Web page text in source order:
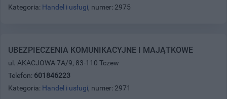
Kategoria: Handel i usługi, numer: 2975
UBEZPIECZENIA KOMUNIKACYJNE I MAJĄTKOWE
ul. AKACJOWA 7A/9, 83-110 Tczew
Telefon: 601846223
Kategoria: Handel i usługi, numer: 2971